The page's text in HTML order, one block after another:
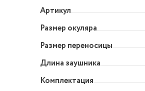
Артикул
Размер окуляра
Размер переносицы
Длина заушника
Комплектация